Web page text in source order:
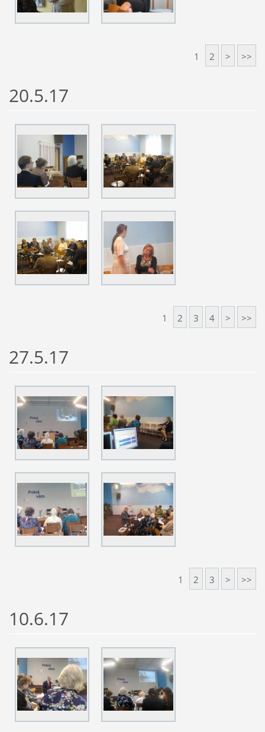
1 2 > >>
20.5.17
1 2 3 4 > >>
27.5.17
1 2 3 > >>
10.6.17